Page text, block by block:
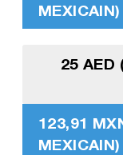
MEXICAIN)
25 AED
123,91
MEXICAIN)